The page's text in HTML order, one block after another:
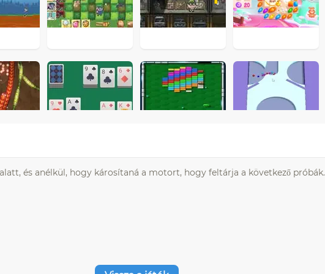
és anélkül, hogy károsítaná a motort, hogy feltárja a következő próbák.